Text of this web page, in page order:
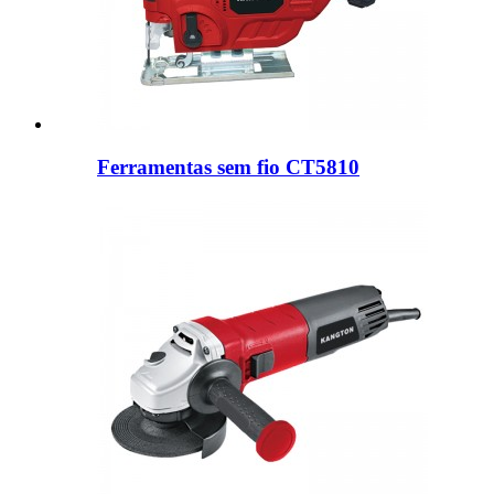
Ferramentas sem fio CT5810